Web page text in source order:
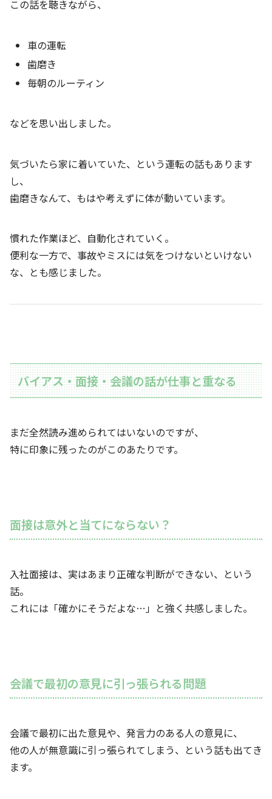
この話を聴きながら、
車の運転
歯磨き
毎朝のルーティン
などを思い出しました。
気づいたら家に着いていた、という運転の話もあります
し、
歯磨きなんて、もはや考えずに体が動いています。
慣れた作業ほど、自動化されていく。
便利な一方で、事故やミスには気をつけないといけない
な、とも感じました。
バイアス・面接・会議の話が仕事と重なる
まだ全然読み進められてはいないのですが、
特に印象に残ったのがこのあたりです。
面接は意外と当てにならない？
入社面接は、実はあまり正確な判断ができない、という
話。
これには「確かにそうだよな…」と強く共感しました。
会議で最初の意見に引っ張られる問題
会議で最初に出た意見や、発言力のある人の意見に、
他の人が無意識に引っ張られてしまう、という話も出てき
ます。